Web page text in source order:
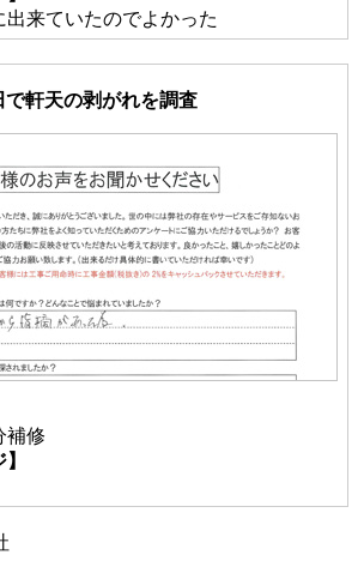
出来ていたのでよかった
で軒天の剥がれを調査
補修